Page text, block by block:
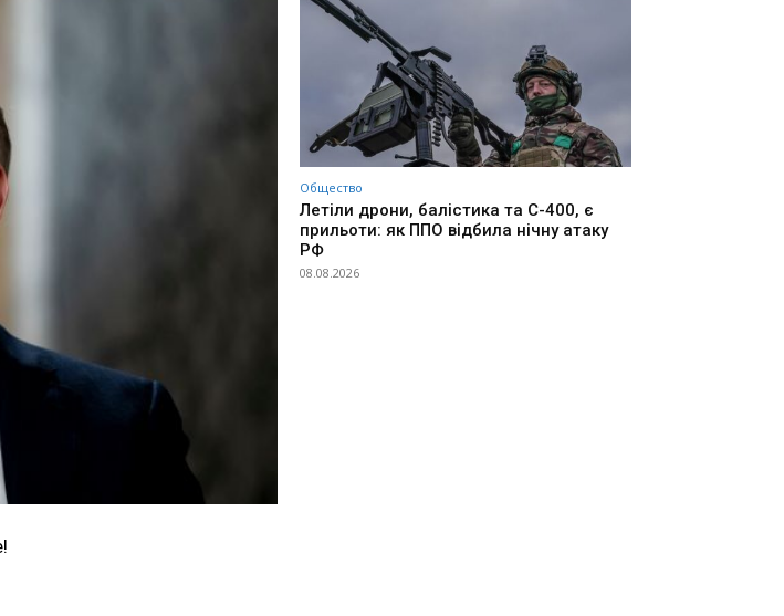
Общество
Летіли дрони, балістика та С-400, є
прильоти: як ППО відбила нічну атаку
РФ
08.08.2026